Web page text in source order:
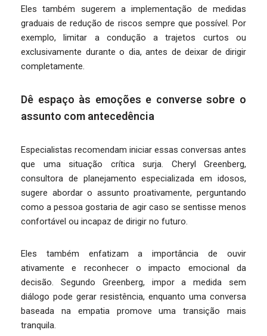
Eles também sugerem a implementação de medidas
graduais de redução de riscos sempre que possível. Por
exemplo, limitar a condução a trajetos curtos ou
exclusivamente durante o dia, antes de deixar de dirigir
completamente.
Dê espaço às emoções e converse sobre o
assunto com antecedência
Especialistas recomendam iniciar essas conversas antes
que uma situação crítica surja. Cheryl Greenberg,
consultora de planejamento especializada em idosos,
sugere abordar o assunto proativamente, perguntando
como a pessoa gostaria de agir caso se sentisse menos
confortável ou incapaz de dirigir no futuro.
Eles também enfatizam a importância de ouvir
ativamente e reconhecer o impacto emocional da
decisão. Segundo Greenberg, impor a medida sem
diálogo pode gerar resistência, enquanto uma conversa
baseada na empatia promove uma transição mais
tranquila.